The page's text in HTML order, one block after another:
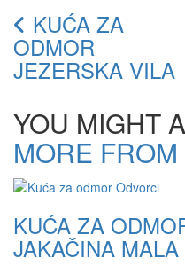
KUĆA ZA
ODMOR
JEZERSKA VILA
YOU MIGHT
MORE
KUĆA ZA
JAKAČINA MALA